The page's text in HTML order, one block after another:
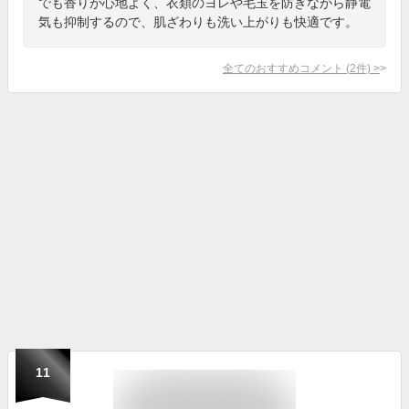
気も抑制するので、肌ざわりも洗い上がりも快適です。
全てのおすすめコメント (2件) >
11